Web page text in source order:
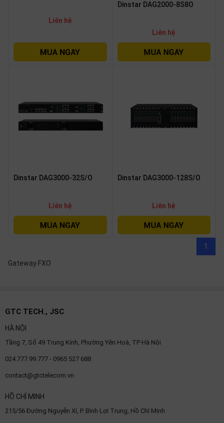
Liên hệ
Dinstar DAG2000-8S8O
Liên hệ
Dinstar DAG3000-32S/O
Liên hệ
Dinstar DAG3000-128S/O
Liên hệ
1
Gateway FXO
GTC TECH., JSC
HÀ NỘI
Tầng 7, Số 49 Trung Kính, Phường Yên Hoà, TP Hà Nội
024.777.99.777 - 0965 527 688
contact@gtctelecom.vn
HỒ CHÍ MINH
215/56 Đường Nguyễn Xí, P. Bình Lợi Trung, Hồ Chí Minh